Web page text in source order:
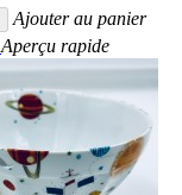
Ajouter au panier
Aperçu rapide